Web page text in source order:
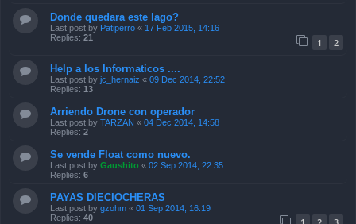
Donde quedara este lago?
Last post by Patiperro « 17 Feb 2015, 14:16
Replies: 21 1 2
Help a los Informaticos ....
Last post by jc_hernaiz « 09 Dec 2014, 22:52
Replies: 13
Arriendo Drone con operador
Last post by TARZAN « 04 Dec 2014, 14:58
Replies: 2
Se vende Float como nuevo.
Last post by Gaushito « 02 Sep 2014, 22:35
Replies: 6
PAYAS DIECIOCHERAS
Last post by gzohm « 01 Sep 2014, 16:19
Replies: 40